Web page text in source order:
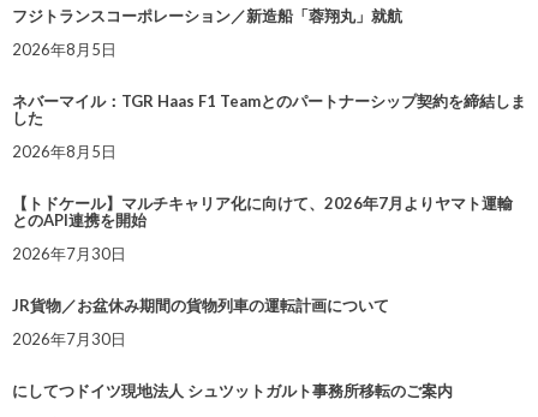
フジトランスコーポレーション／新造船「蓉翔丸」就航
2026年8月5日
ネバーマイル：TGR Haas F1 Teamとのパートナーシップ契約を締結しま
した
2026年8月5日
【トドケール】マルチキャリア化に向けて、2026年7月よりヤマト運輸
とのAPI連携を開始
2026年7月30日
JR貨物／お盆休み期間の貨物列車の運転計画について
2026年7月30日
にしてつドイツ現地法人 シュツットガルト事務所移転のご案内